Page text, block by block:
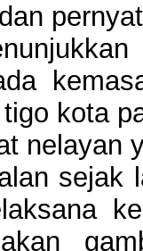
kota
nelayan
sejak